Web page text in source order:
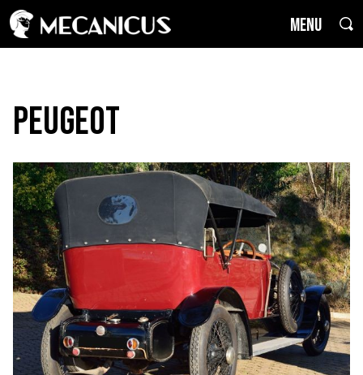
MENU
Peugeot